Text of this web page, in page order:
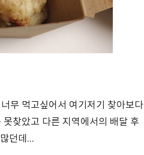
무 먹고싶어서 여기저기 찾아보다
찾았고 다른 지역에서의 배달 후
던데...